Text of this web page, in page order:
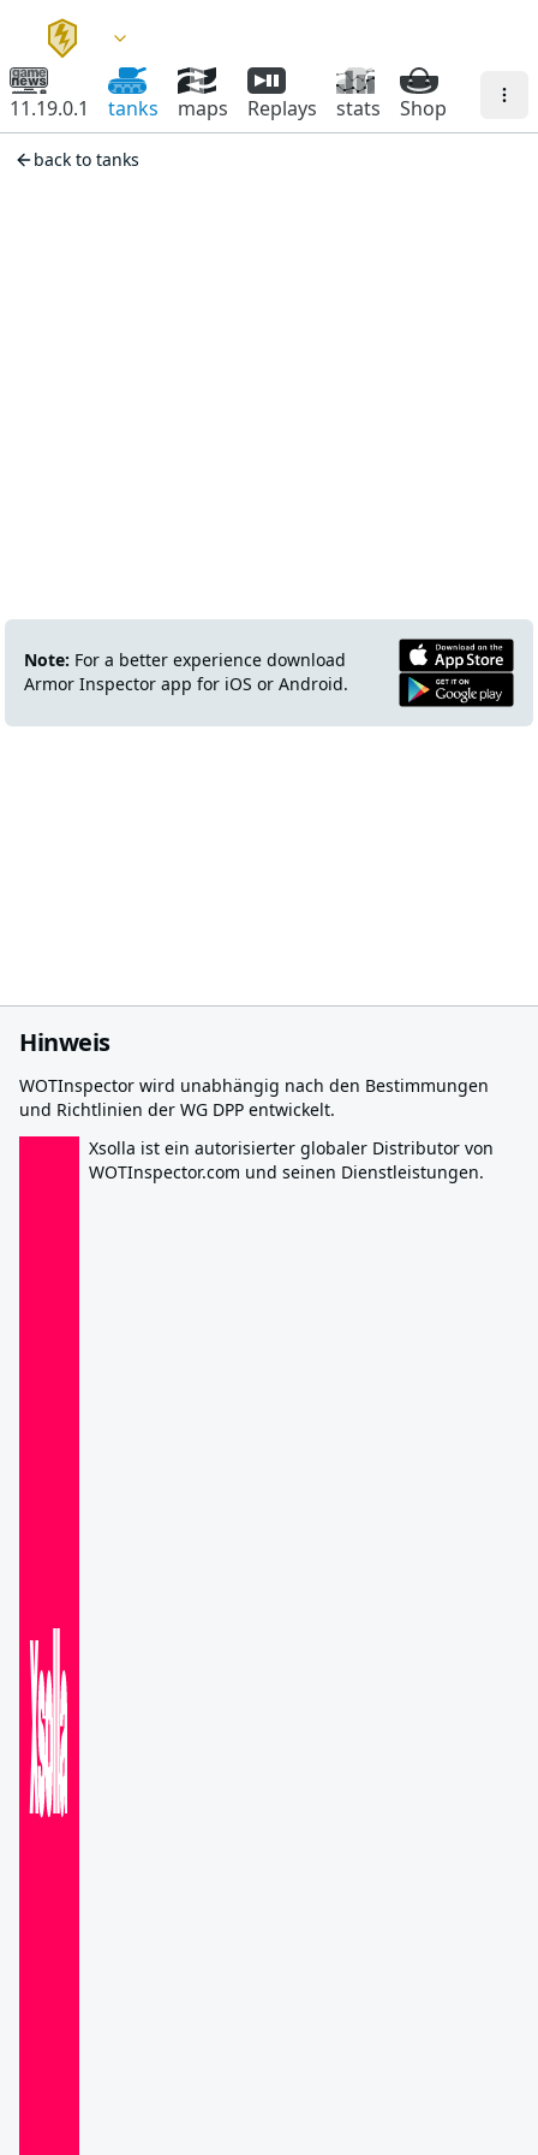
11.19.0.1 tanks maps Replays stats Shop
back to tanks
Note: For a better experience download
Armor Inspector app for iOS or Android.
Hinweis
WOTInspector wird unabhängig nach den Bestimmungen
und Richtlinien der WG DPP entwickelt.
Xsolla ist ein autorisierter globaler Distributor von
WOTInspector.com und seinen Dienstleistungen.